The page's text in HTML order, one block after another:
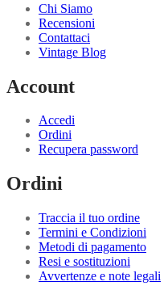
Chi Siamo
Recensioni
Contattaci
Vintage Blog
Account
Accedi
Ordini
Recupera password
Ordini
Traccia il tuo ordine
Termini e Condizioni
Metodi di pagamento
Resi e sostituzioni
Avvertenze e note legali